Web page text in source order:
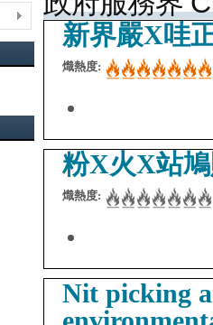
新界嚴X哇
熾熱度:
粉X火X站
熾熱度:
Nit picking